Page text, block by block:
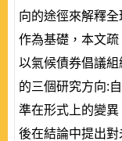
向的途徑來解釋
作為基礎，本文
以氣候債券倡議
的三個研究方向:
準在形式上的變
後在結論中提出對